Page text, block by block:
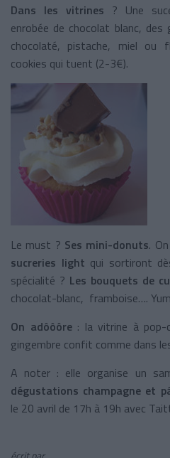
Dans les vitrines ? Une
enrobée de chocolat blanc,
chocolaté, pistache, miel ou
cookies qui tuent (2-3€).
Le must ? Ses mini-donuts.
sucreries light qui sortiront
spécialité ? Les bouquets de
chocolat-blanc, framboise….
On adôôôre : la vitrine à pop-
gingembre confit comme dans
A noter : elle organise un
dégustations champagne et
le 20 avril de 17h à 19h avec